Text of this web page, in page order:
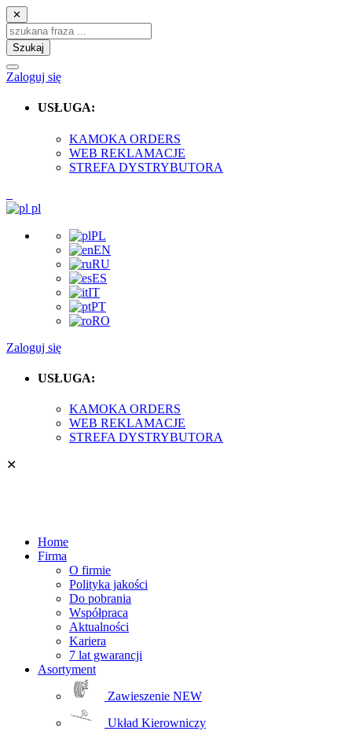
✕
Szukaj
Zaloguj się
USŁUGA:
KAMOKA ORDERS
WEB REKLAMACJE
STREFA DYSTRYBUTORA
pl
PL
EN
RU
ES
IT
PT
RO
Zaloguj się
USŁUGA:
KAMOKA ORDERS
WEB REKLAMACJE
STREFA DYSTRYBUTORA
✕
Home
Firma
O firmie
Polityka jakości
Do pobrania
Współpraca
Aktualności
Kariera
7 lat gwarancji
Asortyment
Zawieszenie NEW
Układ Kierowniczy